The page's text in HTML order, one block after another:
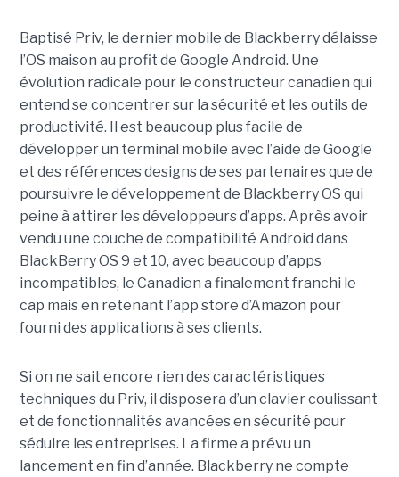
Baptisé Priv, le dernier mobile de Blackberry délaisse
l’OS maison au profit de Google Android. Une
évolution radicale pour le constructeur canadien qui
entend se concentrer sur la sécurité et les outils de
productivité. Il est beaucoup plus facile de
développer un terminal mobile avec l’aide de Google
et des références designs de ses partenaires que de
poursuivre le développement de Blackberry OS qui
peine à attirer les développeurs d’apps. Après avoir
vendu une couche de compatibilité Android dans
BlackBerry OS 9 et 10, avec beaucoup d’apps
incompatibles, le Canadien a finalement franchi le
cap mais en retenant l’app store d’Amazon pour
fourni des applications à ses clients.
Si on ne sait encore rien des caractéristiques
techniques du Priv, il disposera d’un clavier coulissant
et de fonctionnalités avancées en sécurité pour
séduire les entreprises. La firme a prévu un
lancement en fin d’année. Blackberry ne compte